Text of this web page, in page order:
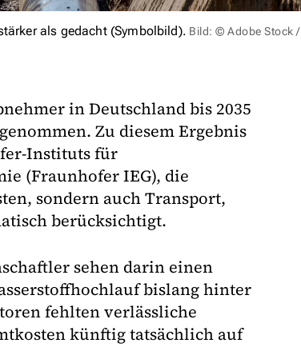
als gedacht (Symbolbild). Bild: © Adobe Stock /
in Deutschland bis 2035
Zu diesem Ergebnis
Instituts für
(Fraunhofer IEG), die
sondern auch Transport,
berücksichtigt.
sehen darin einen
bislang hinter
fehlten verlässliche
künftig tatsächlich auf